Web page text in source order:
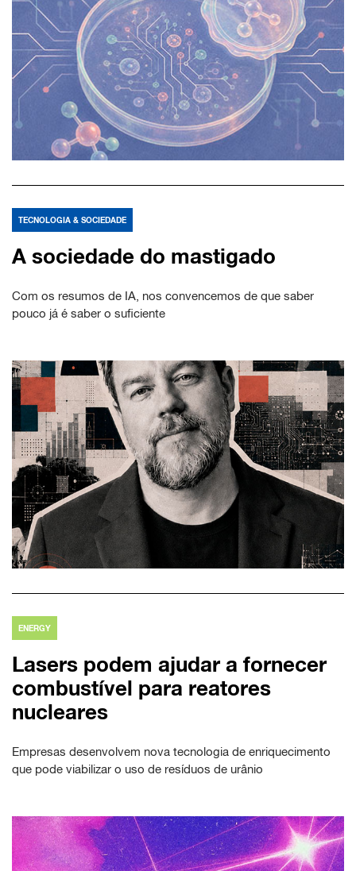
TECNOLOGIA & SOCIEDADE
A sociedade do mastigado
Com os resumos de IA, nos convencemos de que saber
pouco já é saber o suficiente
ENERGY
Lasers podem ajudar a fornecer
combustível para reatores
nucleares
Empresas desenvolvem nova tecnologia de enriquecimento
que pode viabilizar o uso de resíduos de urânio